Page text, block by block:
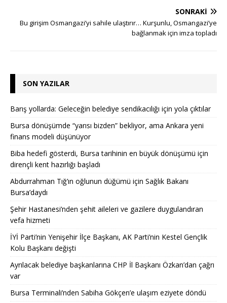
SONRAKI
Bu girişim Osmangazi’yi sahile ulaştırır… Kurşunlu, Osmangazi’ye
bağlanmak için imza topladı
SON YAZILAR
Barış yollarda: Geleceğin belediye sendikacılığı için yola çıktılar
Bursa dönüşümde “yarısı bizden” bekliyor, ama Ankara yeni
finans modeli düşünüyor
Biba hedefi gösterdi, Bursa tarihinin en büyük dönüşümü için
dirençli kent hazırlığı başladı
Abdurrahman Tığ’ın oğlunun düğümü için Sağlık Bakanı
Bursa’daydı
Şehir Hastanesi’nden şehit aileleri ve gazilere duygulandıran
vefa hizmeti
İYİ Parti’nin Yenişehir İlçe Başkanı, AK Parti’nin Kestel Gençlik
Kolu Başkanı değişti
Ayrılacak belediye başkanlarına CHP İl Başkanı Özkan’dan çağrı
var
Bursa Terminali’nden Sabiha Gökçen’e ulaşım eziyete döndü